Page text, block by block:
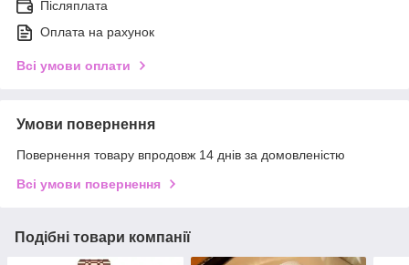
Післяплата
Оплата на рахунок
Всі умови оплати
Умови повернення
Повернення товару впродовж 14 днів за домовленістю
Всі умови повернення
Подібні товари компанії